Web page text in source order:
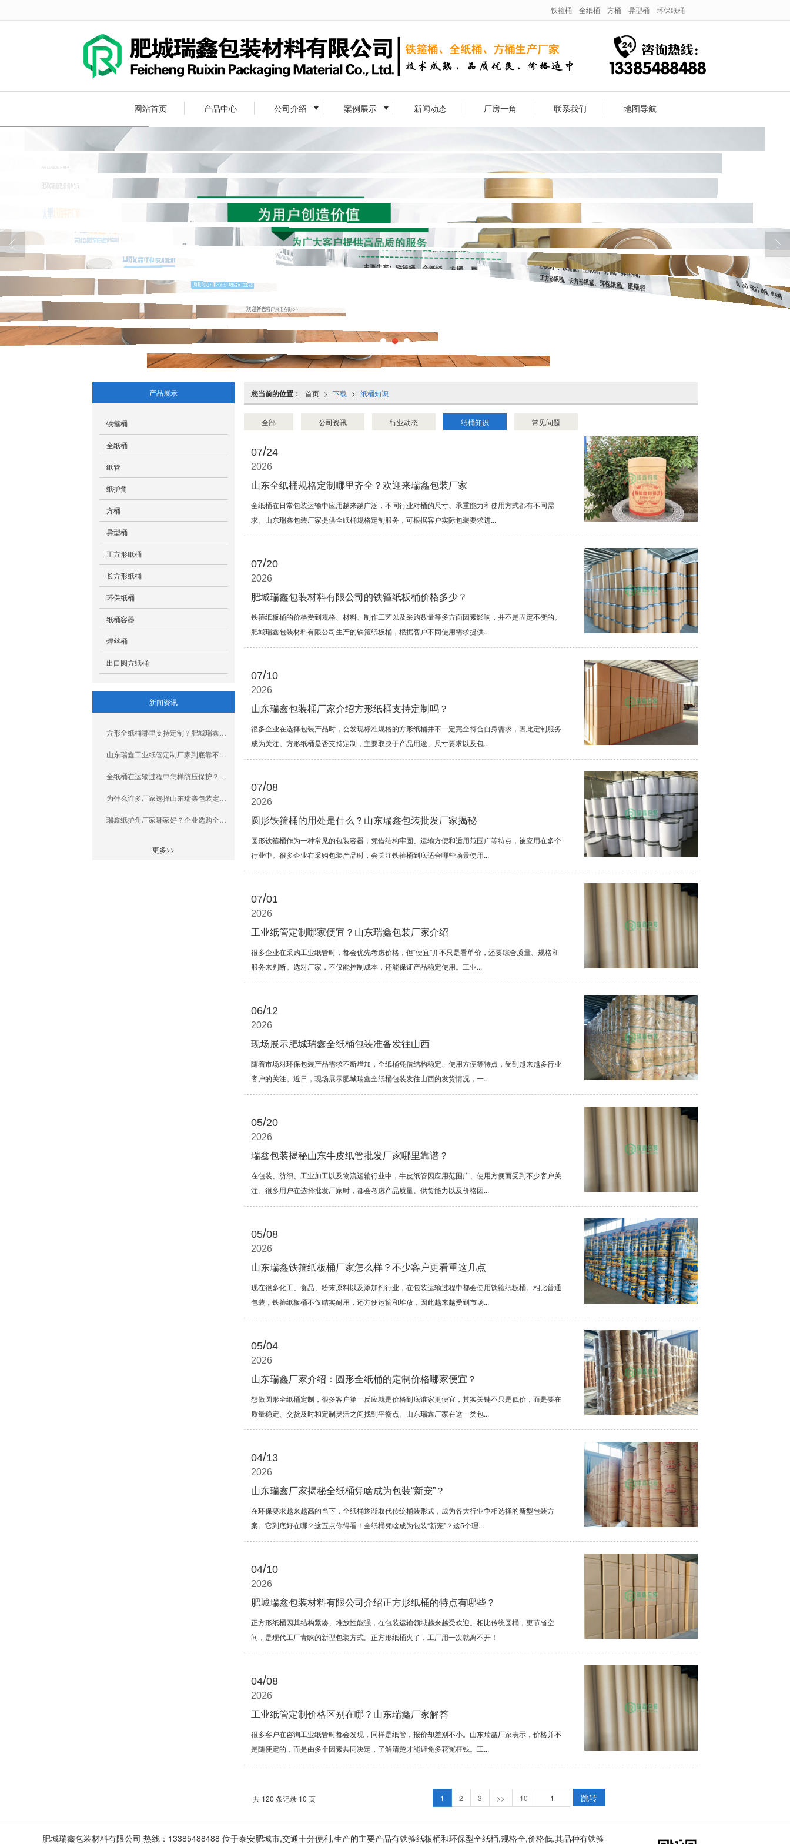
铁箍桶 全纸桶 方桶 异型桶 环保纸桶
网站首页 产品中心 公司介绍 案例展示 新闻动态 厂房一角 联系我们 地图导航
您当前的位置： 首页 > 下载 > 纸桶知识
全部 公司资讯 行业动态 纸桶知识 常见问题
07/24
2026
山东全纸桶规格定制哪里齐全？欢迎来瑞鑫包装厂家
全纸桶在日常包装运输中应用越来越广泛，不同行业对桶的尺寸、承重能力和使用方式都有不同需
求。山东瑞鑫包装厂家提供全纸桶规格定制服务，可根据客户实际包装要求进...
07/20
2026
肥城瑞鑫包装材料有限公司的铁箍纸板桶价格多少？
铁箍纸板桶的价格受到规格、材料、制作工艺以及采购数量等多方面因素影响，并不是固定不变的。
肥城瑞鑫包装材料有限公司生产的铁箍纸板桶，根据客户不同使用需求提供...
07/10
2026
山东瑞鑫包装桶厂家介绍方形纸桶支持定制吗？
很多企业在选择包装产品时，会发现标准规格的方形纸桶并不一定完全符合自身需求，因此定制服务
成为关注。方形纸桶是否支持定制，主要取决于产品用途、尺寸要求以及包...
07/08
2026
圆形铁箍桶的用处是什么？山东瑞鑫包装批发厂家揭秘
圆形铁箍桶作为一种常见的包装容器，凭借结构牢固、运输方便和适用范围广等特点，被应用在多个
行业中。很多企业在采购包装产品时，会关注铁箍桶到底适合哪些场景使用...
07/01
2026
工业纸管定制哪家便宜？山东瑞鑫包装厂家介绍
很多企业在采购工业纸管时，都会优先考虑价格，但“便宜”并不只是看单价，还要综合质量、规格和
服务来判断。选对厂家，不仅能控制成本，还能保证产品稳定使用。工业...
06/12
2026
现场展示肥城瑞鑫全纸桶包装准备发往山西
随着市场对环保包装产品需求不断增加，全纸桶凭借结构稳定、使用方便等特点，受到越来越多行业
客户的关注。近日，现场展示肥城瑞鑫全纸桶包装发往山西的发货情况，一...
05/20
2026
瑞鑫包装揭秘山东牛皮纸管批发厂家哪里靠谱？
在包装、纺织、工业加工以及物流运输行业中，牛皮纸管因应用范围广、使用方便而受到不少客户关
注。很多用户在选择批发厂家时，都会考虑产品质量、供货能力以及价格因...
05/08
2026
山东瑞鑫铁箍纸板桶厂家怎么样？不少客户更看重这几点
现在很多化工、食品、粉末原料以及添加剂行业，在包装运输过程中都会使用铁箍纸板桶。相比普通
包装，铁箍纸板桶不仅结实耐用，还方便运输和堆放，因此越来越受到市场...
05/04
2026
山东瑞鑫厂家介绍：圆形全纸桶的定制价格哪家便宜？
想做圆形全纸桶定制，很多客户第一反应就是价格到底谁家更便宜，其实关键不只是低价，而是要在
质量稳定、交货及时和定制灵活之间找到平衡点。山东瑞鑫厂家在这一类包...
04/13
2026
山东瑞鑫厂家揭秘全纸桶凭啥成为包装“新宠”？
在环保要求越来越高的当下，全纸桶逐渐取代传统桶装形式，成为各大行业争相选择的新型包装方
案。它到底好在哪？这五点你得看！全纸桶凭啥成为包装“新宠”？这5个理...
04/10
2026
肥城瑞鑫包装材料有限公司介绍正方形纸桶的特点有哪些？
正方形纸桶因其结构紧凑、堆放性能强，在包装运输领域越来越受欢迎。相比传统圆桶，更节省空
间，是现代工厂青睐的新型包装方式。正方形纸桶火了，工厂用一次就离不开！
04/08
2026
工业纸管定制价格区别在哪？山东瑞鑫厂家解答
很多客户在咨询工业纸管时都会发现，同样是纸管，报价却差别不小。山东瑞鑫厂家表示，价格并不
是随便定的，而是由多个因素共同决定，了解清楚才能避免多花冤枉钱。工...
共 120 条记录 10 页 1 2 3 >> 10 跳转
产品展示
铁箍桶
全纸桶
纸管
纸护角
方桶
异型桶
正方形纸桶
长方形纸桶
环保纸桶
纸桶容器
焊丝桶
出口圆方纸桶
新闻资讯
方形全纸桶哪里支持定制？肥城瑞鑫包装材料有限公司揭秘
山东瑞鑫工业纸管定制厂家到底靠不靠谱？一文给你讲清楚
全纸桶在运输过程中怎样防压保护？生产厂家告诉您
为什么许多厂家选择山东瑞鑫包装定制全纸桶？
瑞鑫纸护角厂家哪家好？企业选购全攻略
更多>>
肥城瑞鑫包装材料有限公司 热线：13385488488 位于泰安肥城市,交通十分便利,生产的主要产品有铁箍纸板桶和环保型全纸桶,规格全,价格低.其品种有铁箍